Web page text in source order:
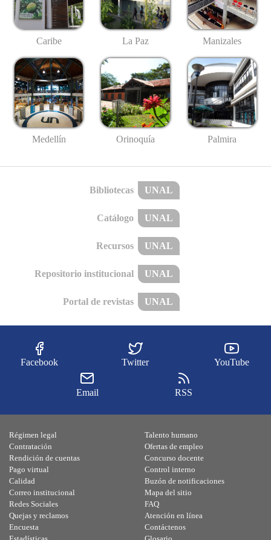
Caribe La Paz Manizales
Medellín Orinoquía Palmira
Bibliotecas UNAL
Catálogo UNAL
Recursos UNAL
Repositorio institucional UNAL
Portal de revistas UNAL
Facebook Twitter YouTube
Email RSS
Régimen legal
Contratación
Rendición de cuentas
Pago virtual
Calidad
Talento humano
Ofertas de empleo
Concurso docente
Control interno
Buzón de notificaciones
Correo institucional
Redes Sociales
Quejas y reclamos
Encuesta
Mapa del sitio
FAQ
Atención en línea
Contáctenos